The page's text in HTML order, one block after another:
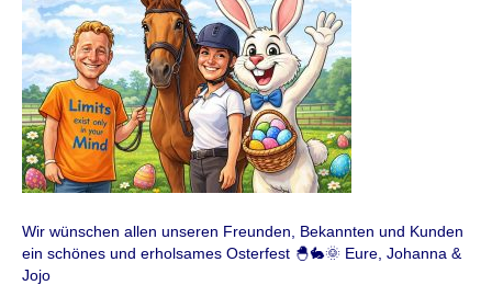
Wir wünschen allen unseren Freunden, Bekannten und Kunden
ein schönes und erholsames Osterfest 🐣🐇🌞 Eure, Johanna &
Jojo